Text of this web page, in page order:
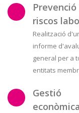
Prevenció
riscos
Realització
informe
general per a
entitats
Gestió